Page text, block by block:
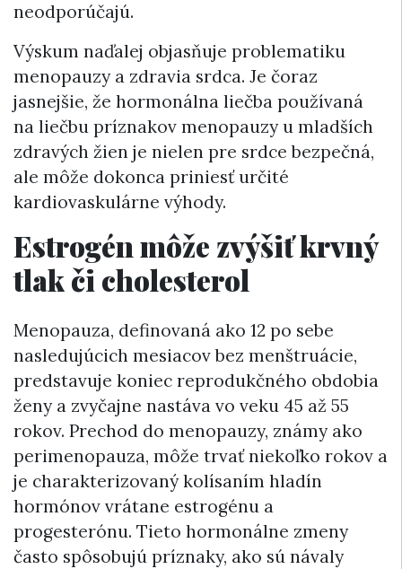
neodporúčajú.
Výskum naďalej objasňuje problematiku
menopauzy a zdravia srdca. Je čoraz
jasnejšie, že hormonálna liečba používaná
na liečbu príznakov menopauzy u mladších
zdravých žien je nielen pre srdce bezpečná,
ale môže dokonca priniesť určité
kardiovaskulárne výhody.
Estrogén môže zvýšiť krvný
tlak či cholesterol
Menopauza, definovaná ako 12 po sebe
nasledujúcich mesiacov bez menštruácie,
predstavuje koniec reprodukčného obdobia
ženy a zvyčajne nastáva vo veku 45 až 55
rokov. Prechod do menopauzy, známy ako
perimenopauza, môže trvať niekoľko rokov a
je charakterizovaný kolísaním hladín
hormónov vrátane estrogénu a
progesterónu. Tieto hormonálne zmeny
často spôsobujú príznaky, ako sú návaly